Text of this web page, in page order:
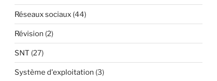
Réseaux sociaux (44)
Révision (2)
SNT (27)
Système d'exploitation (3)